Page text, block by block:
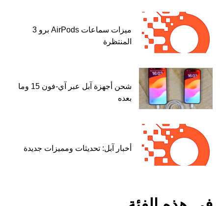
ميزات سماعات AirPods برو 3
المنتظرة
شحن أجهزة آبل عبر آي-فون 15 وما
بعده
أخبار آبل: تحديثات ومميزات جديدة